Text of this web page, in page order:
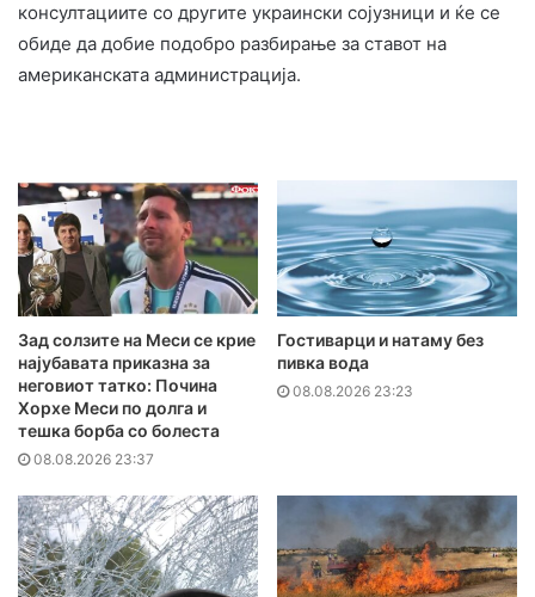
консултациите со другите украински сојузници и ќе се
обиде да добие подобро разбирање за ставот на
американската администрација.
Зад солзите на Меси се крие
најубавата приказна за
неговиот татко: Почина
Хорхе Меси по долга и
тешка борба со болеста
08.08.2026 23:37
Гостиварци и натаму без
пивка вода
08.08.2026 23:23